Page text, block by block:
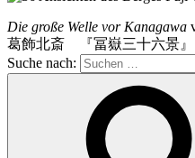
Die große Welle vor Kanagawa
葛飾北斎 『冨嶽三十六景
Suche nach: